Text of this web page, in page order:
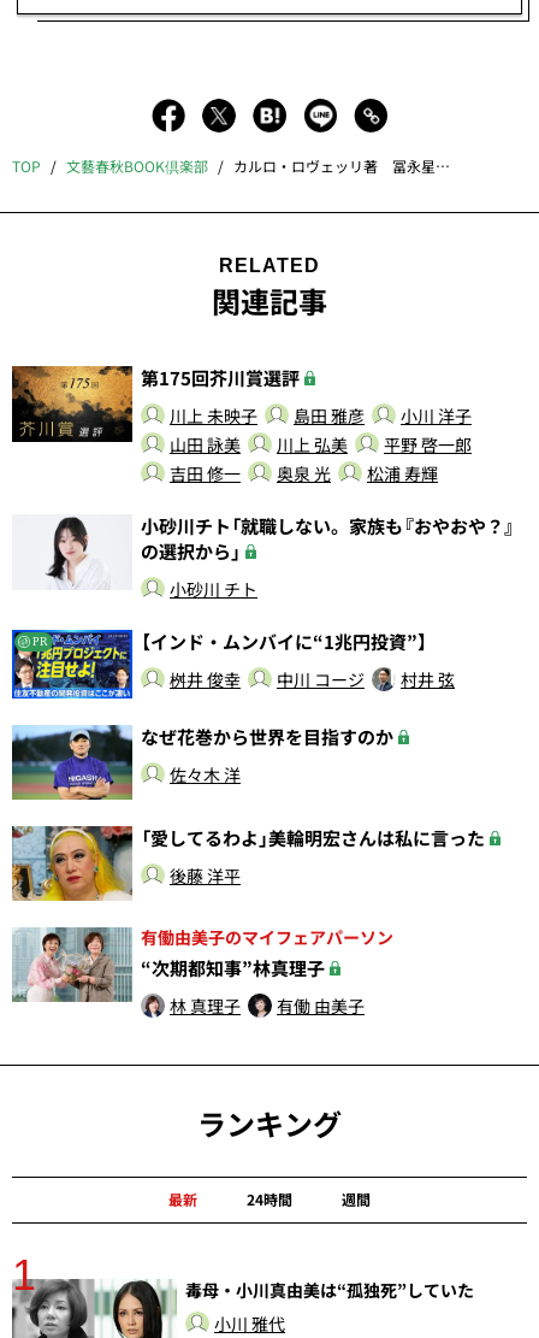
TOP 文藝春秋BOOK倶楽部 カルロ・ロヴェッリ著 冨永星訳「ブラックホールは白くなる」
RELATED
関連記事
第175回芥川賞選評
川上 未映子 島田 雅彦
小川 洋子
山田 詠美
川上 弘美
平野 啓一郎
吉田 修一
奥泉 光 松浦 寿輝
小砂川チト「就職しない。家族も『おやおや？』
の選択から」
小砂川 チト
PR 【インド・ムンバイに“1兆円投資”】
桝井 俊幸 中川 コージ 村井 弦
なぜ花巻から世界を目指すのか
佐々木 洋
「愛してるわよ」美輪明宏さんは私に言った
後藤 洋平
有働由美子のマイフェアパーソン
“次期都知事”林真理子
林 真理子 有働 由美子
ランキング
最新 24時間 週間
1
毒母・小川真由美は“孤独死”していた
小川 雅代